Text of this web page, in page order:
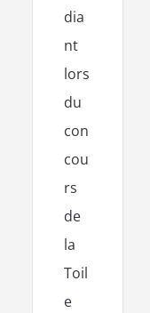
dia
nt
lors
du
con
cou
rs
de
la
Toil
e